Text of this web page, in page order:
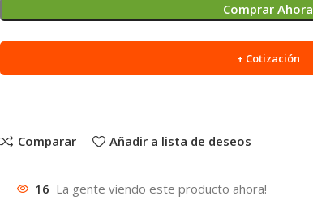
Comprar Ahora
+ Cotización
Comparar Añadir a lista de deseos
16 La gente viendo este producto ahora!